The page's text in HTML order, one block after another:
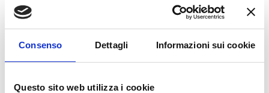
Consenso Dettagli Informazioni sui cookie
Questo sito web utilizza i cookie
BORGO PANIGALE (BO)
bg2team@bolognagomme.com